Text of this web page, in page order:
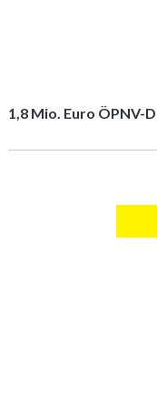
1,8 Mio. Euro